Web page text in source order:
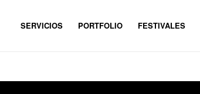
SERVICIOS PORTFOLIO FESTIVALES